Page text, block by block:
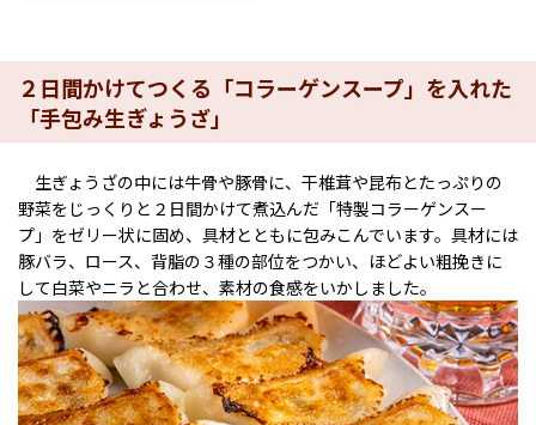
２日間かけてつくる「コラーゲンスープ」を入れた
「手包み生ぎょうざ」
生ぎょうざの中には牛骨や豚骨に、干椎茸や昆布とたっぷりの
野菜をじっくりと２日間かけて煮込んだ「特製コラーゲンスー
プ」をゼリー状に固め、具材とともに包みこんでいます。具材には
豚バラ、ロース、背脂の３種の部位をつかい、ほどよい粗挽きに
して白菜やニラと合わせ、素材の食感をいかしました。